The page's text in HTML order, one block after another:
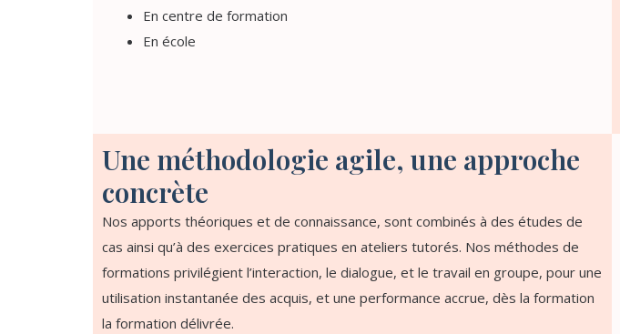
En centre de formation
En école
Une méthodologie agile, une approche
concrète
Nos apports théoriques et de connaissance, sont combinés à des études de
cas ainsi qu’à des exercices pratiques en ateliers tutorés. Nos méthodes de
formations privilégient l’interaction, le dialogue, et le travail en groupe, pour une
utilisation instantanée des acquis, et une performance accrue, dès la formation
la formation délivrée.